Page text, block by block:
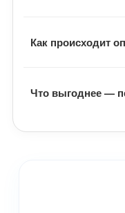
Если мебель
Как происходит
После
Что выгоднее —